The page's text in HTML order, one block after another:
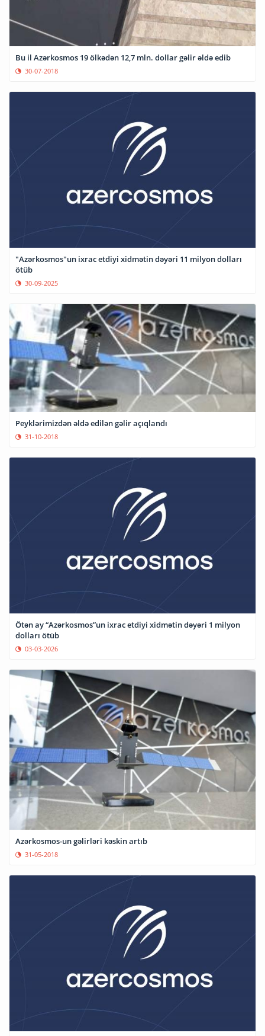
Bu il Azərkosmos 19 ölkədən 12,7 mln. dollar gəlir əldə edib
30-07-2018
"Azərkosmos"un ixrac etdiyi xidmətin dəyəri 11 milyon dolları
ötüb
30-09-2025
Peyklərimizdən əldə edilən gəlir açıqlandı
31-10-2018
Ötən ay “Azərkosmos”un ixrac etdiyi xidmətin dəyəri 1 milyon
dolları ötüb
03-03-2026
Azərkosmos-un gəlirləri kəskin artıb
31-05-2018